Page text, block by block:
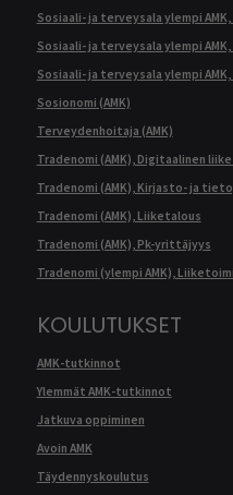
Sosiaali- ja terveysala ylempi
Sosiaali- ja terveysala ylempi
Sosiaali- ja terveysala ylempi
Sosionomi (AMK)
Terveydenhoitaja (AMK)
Tradenomi (AMK), Digitaalinen
Tradenomi (AMK), Kirjasto- ja
Tradenomi (AMK), Liiketalous
Tradenomi (AMK), Pk-yrittäjyys
Tradenomi (ylempi AMK),
KOULUTUKSET
AMK-tutkinnot
Ylemmät AMK-tutkinnot
Jatkuva oppiminen
Avoin AMK
Täydennyskoulutus